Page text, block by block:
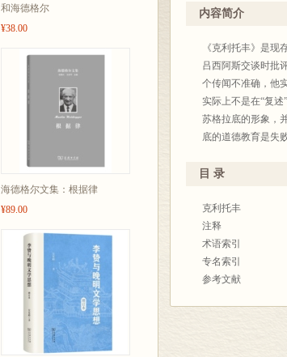
和海德格尔
¥38.00
海德格尔文集：根据律
¥89.00
（与徐开来合译）
内容简介
《克利托丰》是
吕西阿斯交谈时批
个传闻不准确，他
实际上不是在“复
苏格拉底的形象，
底的道德教育是失
托丰》之谜”。 古
目 录
克利托丰
注释
术语索引
专名索引
参考文献